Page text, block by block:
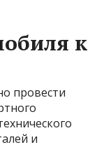
к
провести
и